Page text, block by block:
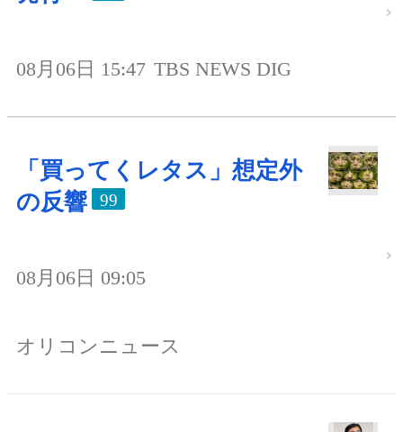
08月06日 15:47 TBS NEWS DIG
「買ってくレタス」想定外
の反響
99
08月06日 09:05
オリコンニュース